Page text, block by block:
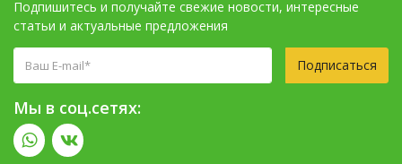
Подпишитесь и получайте свежие новости, интересные
статьи и актуальные предложения
Подписаться
Мы в соц.сетях: